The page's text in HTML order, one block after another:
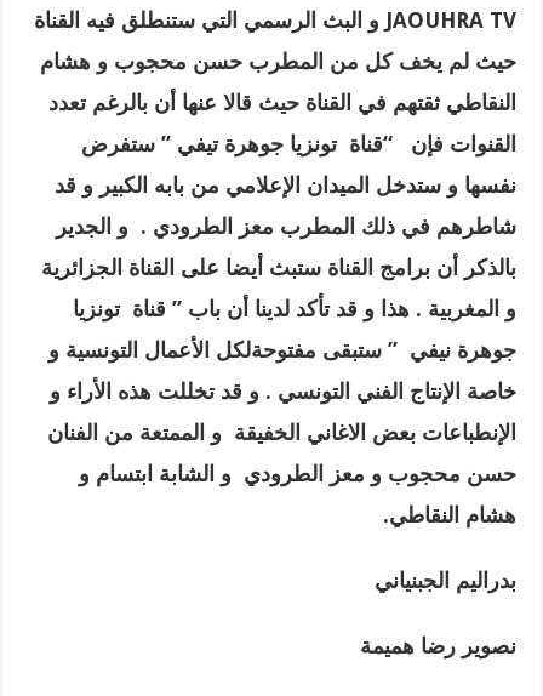
JAOUHRA TV و البث الرسمي التي ستنطلق فيه القناة
حيث لم يخف كل من المطرب حسن محجوب و هشام
النقاطي ثقتهم في القناة حيث قالا عنها أن بالرغم تعدد
القنوات فإن “قناة تونزيا جوهرة تيفي ” ستفرض
نفسها و ستدخل الميدان الإعلامي من بابه الكبير و قد
شاطرهم في ذلك المطرب معز الطرودي . و الجدير
بالذكر أن برامج القناة ستبث أيضا على القناة الجزائرية
و المغربية . هذا و قد تأكد لدينا أن باب ” قناة تونزيا
جوهرة نيفي ” ستبقى مفتوحةلكل الأعمال التونسية و
خاصة الإنتاج الفني التونسي . و قد تخللت هذه الأراء و
الإنطباعات بعض الاغاني الخفيقة و الممتعة من الفنان
حسن محجوب و معز الطرودي و الشابة ابتسام و
هشام النقاطي.
بدراليم الجبنياني
نصوير رضا هميمة